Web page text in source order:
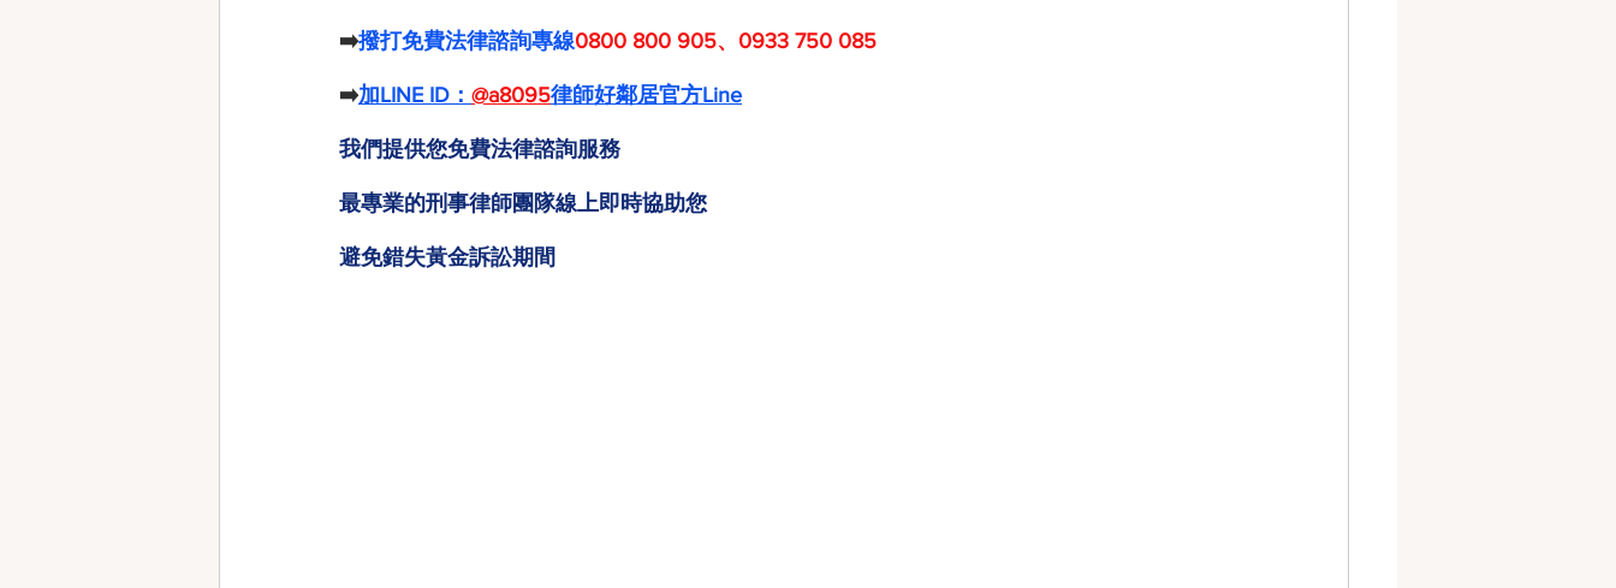
➡️撥打免費法律諮詢專線0800 800 905、0933 750 085
➡️加LINE ID： @a8095律師好鄰居官方Line
我們提供您免費法律諮詢服務
最專業的刑事律師團隊線上即時協助您
避免錯失黃金訴訟期間